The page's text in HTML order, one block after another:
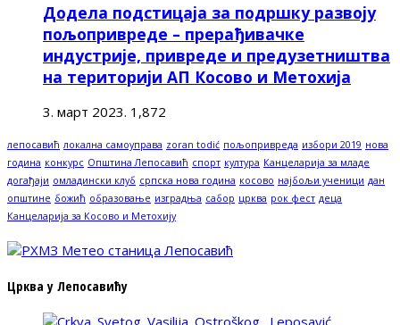
Додела подстицаја за подршку развоју
пољопривреде – прерађивачке
индустрије, привреде и предузетништва
на територији АП Косово и Метохија
3. март 2023. 1,872
лепосавић локална самоуправа zoran todić пољопривреда избори 2019 нова
година конкурс Општина Лепосавић спорт култура Канцеларија за младе
догађаји омладински клуб српска нова година косово најбољи ученици дан
општине божић образовање изградња сабор црква рок фест деца
Канцеларија за Косово и Метохију
Црква у Лепосавићу